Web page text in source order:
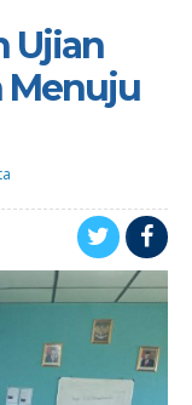
Ujian
Menuju